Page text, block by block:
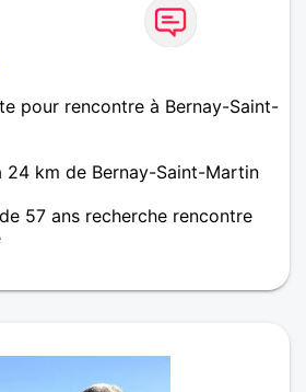
pour rencontre à Bernay-Saint-
24 km de Bernay-Saint-Martin
57 ans recherche rencontre
Je recherche un homme